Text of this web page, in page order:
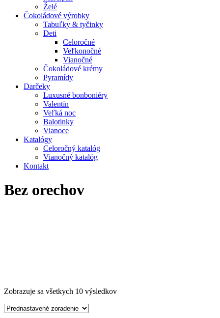
Želé
Čokoládové výrobky
Tabuľky & tyčinky
Deti
Celoročné
Veľkonočné
Vianočné
Čokoládové krémy
Pyramídy
Darčeky
Luxusné bonboniéry
Valentín
Veľká noc
Balotinky
Vianoce
Katalógy
Celoročný katalóg
Vianočný katalóg
Kontakt
Bez orechov
Zobrazuje sa všetkych 10 výsledkov